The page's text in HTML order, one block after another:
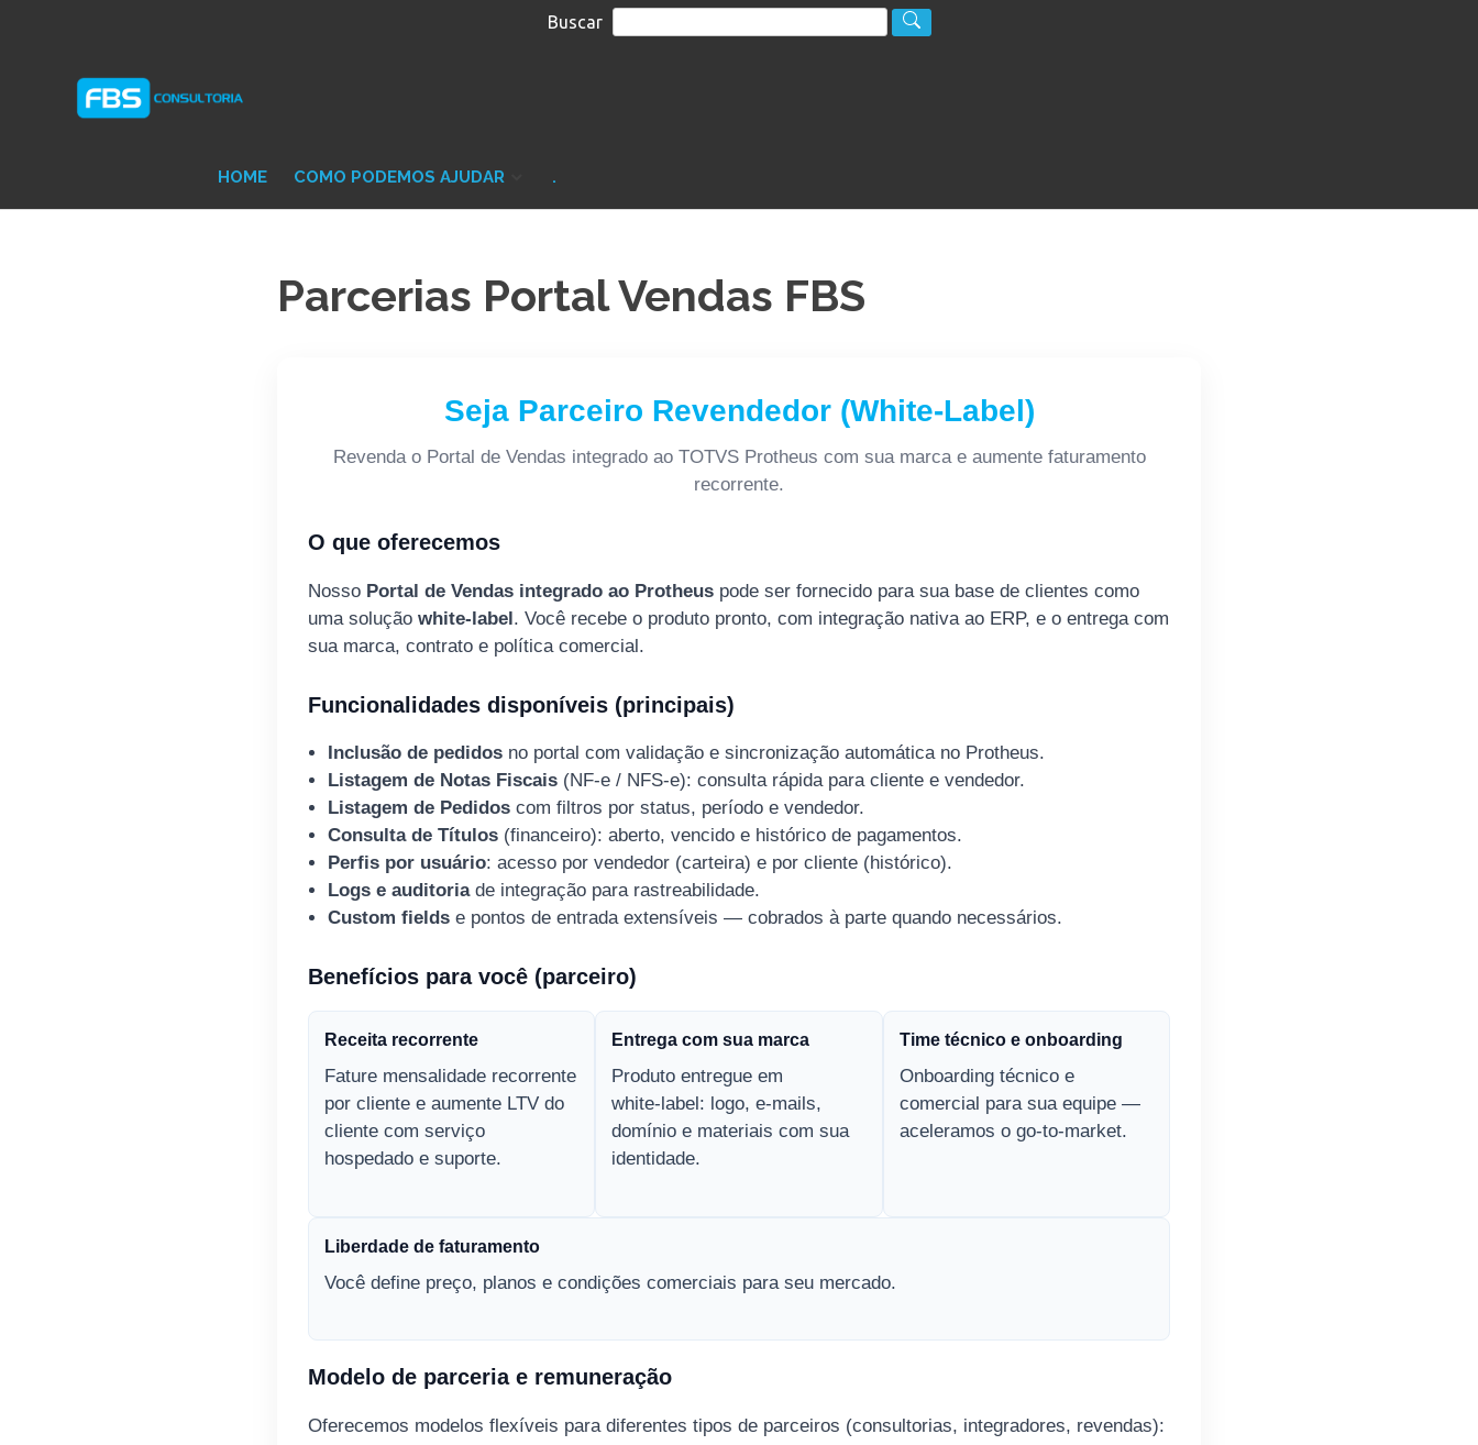
Buscar
Protheus
TOTVS
HOME COMO PODEMOS AJUDAR .
Parcerias Portal Vendas FBS
Seja Parceiro Revendedor (White‑Label)
Revenda o Portal de Vendas integrado ao TOTVS Protheus com sua marca e aumente faturamento
recorrente.
O que oferecemos
Nosso Portal de Vendas integrado ao Protheus pode ser fornecido para sua base de clientes como
uma solução white‑label. Você recebe o produto pronto, com integração nativa ao ERP, e o entrega com
sua marca, contrato e política comercial.
Funcionalidades disponíveis (principais)
Inclusão de pedidos no portal com validação e sincronização automática no Protheus.
Listagem de Notas Fiscais (NF-e / NFS-e): consulta rápida para cliente e vendedor.
Listagem de Pedidos com filtros por status, período e vendedor.
Consulta de Títulos (financeiro): aberto, vencido e histórico de pagamentos.
Perfis por usuário: acesso por vendedor (carteira) e por cliente (histórico).
Logs e auditoriade integração para rastreabilidade.
Custom fields e pontos de entrada extensíveis — cobrados à parte quando necessários.
Benefícios para você (parceiro)
Receita recorrente
Fature mensalidade recorrente
por cliente e aumente LTV do
cliente com serviço
hospedado e suporte.
Entrega com sua marca
Produto entregue em
white‑label: logo, e-mails,
domínio e materiais com sua
identidade.
Time técnico e onboarding
Onboarding técnico e
comercial para sua equipe —
aceleramos o go‑to‑market.
Liberdade de faturamento
Você define preço, planos e condições comerciais para seu mercado.
Modelo de parceria e remuneração
Oferecemos modelos flexíveis para diferentes tipos de parceiros (consultorias, integradores, revendas):